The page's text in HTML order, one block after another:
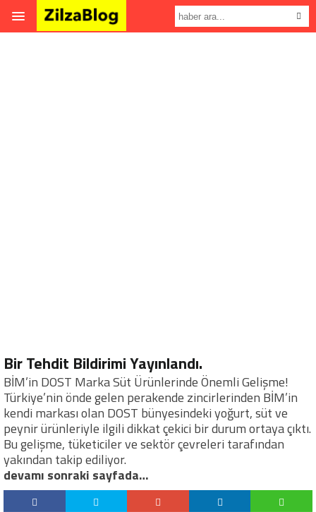
Bir Tehdit Bildirimi Yayınlandı.
BİM’in DOST Marka Süt Ürünlerinde Önemli Gelişme!
Türkiye’nin önde gelen perakende zincirlerinden BİM’in
kendi markası olan DOST bünyesindeki yoğurt, süt ve
peynir ürünleriyle ilgili dikkat çekici bir durum ortaya çıktı.
Bu gelişme, tüketiciler ve sektör çevreleri tarafından
yakından takip ediliyor.
devamı sonraki sayfada…